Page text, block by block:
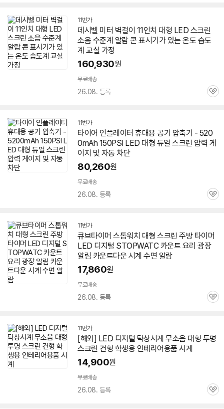
11번가
데시벨 미터 벽걸이 11인치 대형 LED 스크린
소음 수준계 알람 콘 표시기가 있는 온도 습도
계 교실 가정
160,930원
무료배송
26.08. 등록
관
11번가
타이어 인플레이터 휴대용 공기 압축기 - 520
0mAh 150PSI LED 대형 듀얼 스크린 압력 게
이지 및 자동 차단
80,260원
무료배송
26.08. 등록
관
11번가
큐브타이머 스톱워치 대형 스크린 주방 타이머
LED 디지털 STOPWATC 카운트 요리 광장
알림 카운트다운 시계 수면 알람
17,860원
무료배송
26.08. 등록
관
11번가
[해외] LED 디지털 탁상시계 무소음 대형 투명
스크린 건형 학생용 인테리어용품 시계
14,900원
무료배송
26.08. 등록
관
세부정보 열기/접기